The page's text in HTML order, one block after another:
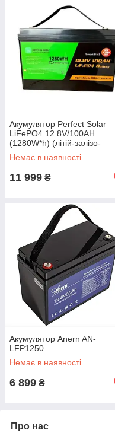
Акумулятор Perfect Solar
LiFePO4 12.8V/100AH
(1280W*h) (літій-залізо-
фосфатний акумулятор для
ДБЖ)
Немає в наявності
11 999 ₴
Акумулятор Anern AN-
LFP1250
Немає в наявності
6 899 ₴
Про нас